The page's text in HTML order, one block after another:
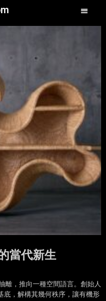
當代新生
離，推向一種空間語言。創始人
底，解構其幾何秩序，讓有機形